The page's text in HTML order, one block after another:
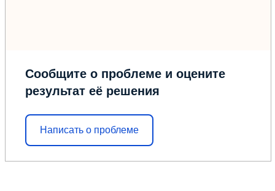
Сообщите о проблеме и оцените
результат её решения
Написать о проблеме